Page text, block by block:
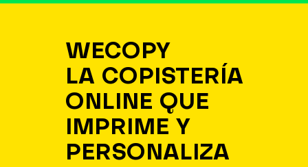
WECOPY
LA COPISTERÍA
ONLINE QUE
IMPRIME Y
PERSONALIZA